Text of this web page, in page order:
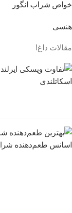
خواص شراب انگور
هنسی
مقالات داغ!